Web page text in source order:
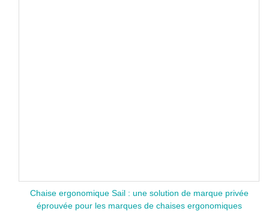
Chaise ergonomique Sail : une solution de marque privée
éprouvée pour les marques de chaises ergonomiques